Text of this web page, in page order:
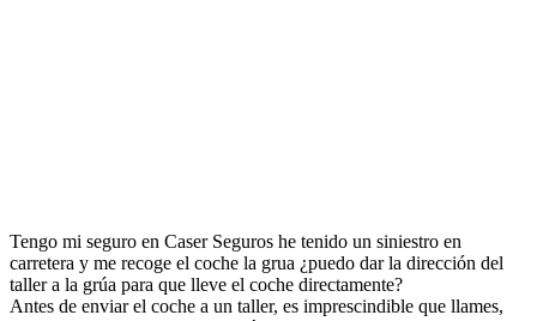
Tengo mi seguro en Caser Seguros he tenido un siniestro en
carretera y me recoge el coche la grua ¿puedo dar la dirección del
taller a la grúa para que lleve el coche directamente?
Antes de enviar el coche a un taller, es imprescindible que llames,